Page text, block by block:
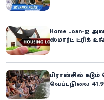
Home Loan-ஐ
ஸ்மார்ட் ட்ரிக்
பிரான்சில்
வெப்பநிலை 41.9